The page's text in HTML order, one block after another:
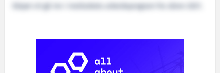
Skipet vil gå inn i instituttets arbeidsprogram fra våren 2021.